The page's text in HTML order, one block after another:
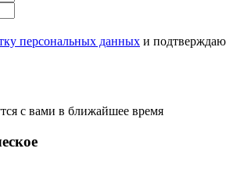
персональных данных и подтверждаю
с вами в ближайшее время